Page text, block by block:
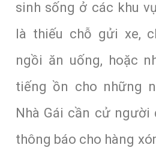
sinh sống ở các khu
là thiếu chỗ gửi xe,
ngồi ăn uống, hoặc
tiếng ồn cho những
Nhà Gái cần cử người
thông báo cho hàng